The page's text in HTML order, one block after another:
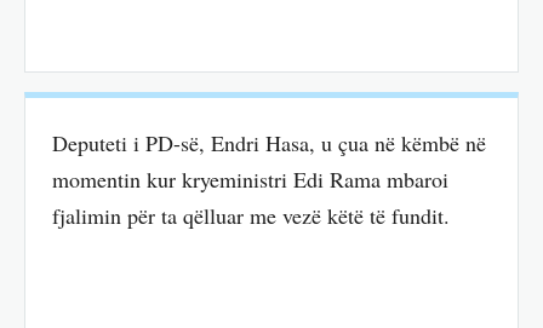
Deputeti i PD-së, Endri Hasa, u çua në këmbë në
momentin kur kryeministri Edi Rama mbaroi
fjalimin për ta qëlluar me vezë këtë të fundit.